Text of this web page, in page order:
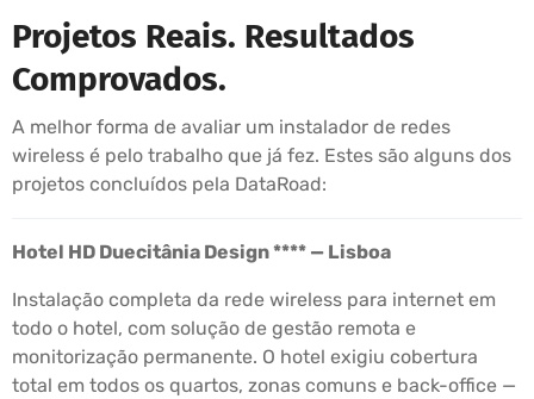
Projetos Reais. Resultados
Comprovados.
A melhor forma de avaliar um instalador de redes
wireless é pelo trabalho que já fez. Estes são alguns dos
projetos concluídos pela DataRoad:
Hotel HD Duecitânia Design **** — Lisboa
Instalação completa da rede wireless para internet em
todo o hotel, com solução de gestão remota e
monitorização permanente. O hotel exigiu cobertura
total em todos os quartos, zonas comuns e back-office —